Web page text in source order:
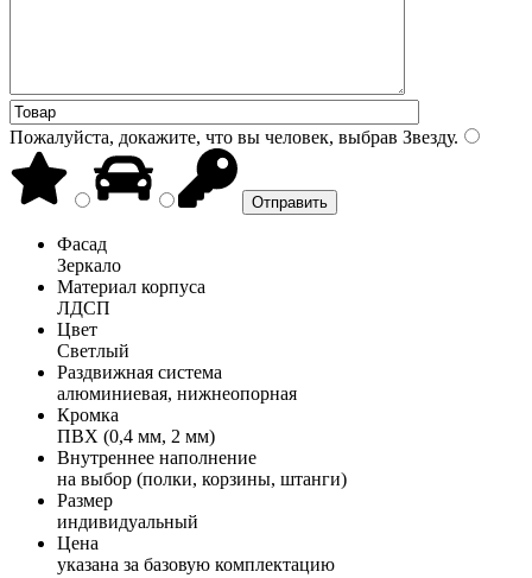
Пожалуйста, докажите, что вы человек, выбрав Звезду.
Фасад
Зеркало
Материал корпуса
ЛДСП
Цвет
Светлый
Раздвижная система
алюминиевая, нижнеопорная
Кромка
ПВХ (0,4 мм, 2 мм)
Внутреннее наполнение
на выбор (полки, корзины, штанги)
Размер
индивидуальный
Цена
указана за базовую комплектацию